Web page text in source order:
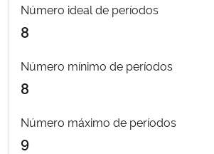
Ministério do Desenvolvimento Regional
Ministério da Mulher, da Família e dos Direitos
Secretaria-Geral
Número ideal de períodos
8
Número mínimo de períodos
8
Número máximo de períodos
9